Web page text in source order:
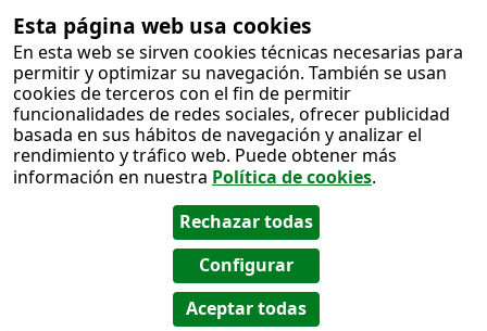
Esta página web usa cookies
En esta web se sirven cookies técnicas necesarias para
permitir y optimizar su navegación. También se usan
cookies de terceros con el fin de permitir
funcionalidades de redes sociales, ofrecer publicidad
basada en sus hábitos de navegación y analizar el
rendimiento y tráfico web. Puede obtener más
información en nuestra Política de cookies.